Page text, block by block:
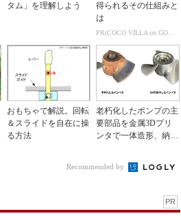
タム」を理解しよう
得られるその仕組みと
は
PR(COCO VILLA on GOETHE)
おもちゃで解説。回転
＆スライドを自在に操
る方法
老朽化したポンプの主
要部品を金属3Dプリ
ンタで一体造形、納期
Recommended by
PR